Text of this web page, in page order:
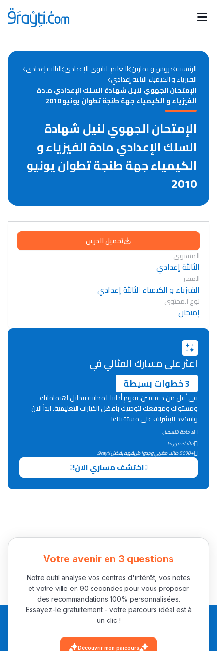
Catégories
d'actualités
Annonces bourses
Lycée Maroc
Collège au Maroc
Interviews/Vidéos
+ de 89 Interviews/Vidéos
دليل المهن
الرئيسية دروس و تمارين التعليم الثانوي الإعدادي الثالثة إعدادي
الفيزياء و الكيمياء الثالثة إعدادي
الإمتحان الجهوي لنيل شهادة السلك الإعدادي مادة
الفيزياء و الكيمياء جهة طنجة تطوان يونيو 2010
الإمتحان الجهوي لنيل شهادة
السلك الإعدادي مادة الفيزياء و
الكيمياء جهة طنجة تطوان يونيو
2010
تحميل الدرس
المستوى
الثالثة إعدادي
المقرر
الفيزياء و الكيمياء الثالثة إعدادي
نوع المحتوى
إمتحان
اعثر على مسارك المثالي في
3 خطوات بسيطة
في أقل من دقيقتين، تقوم أداتنا المجانية بتحليل اهتماماتك
ومستواك وموقعك لتوصيك بأفضل الخيارات التعليمية. ابدأ الآن
واستعد للإشراف على مستقبلك!
لا حاجة للتسجيل
نتائجك فورية!
+5000 طالب مغربي وجدوا طريقهم بفضل 9rayti.
اكتشف مساري الآن!
Votre avenir en 3 questions
Notre outil analyse vos centres d'intérêt, vos notes
et votre ville en 90 secondes pour vous proposer
des recommandations 100% personnalisées.
Essayez-le gratuitement - votre parcours idéal est à
un clic !
Découvrir mon parcours